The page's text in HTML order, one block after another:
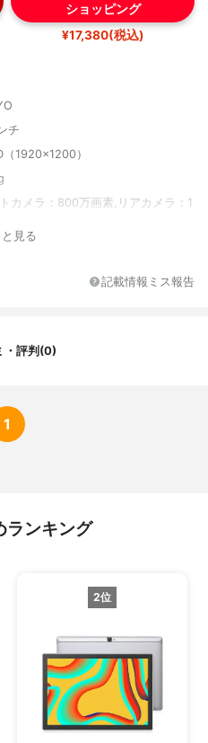
ショッピング
¥17,380(税込)
チ
（1920×1200）
カメラ：800万画素,リアカメラ：1
Cortex A55
と見る
記載情報ミス報告
・評判(0)
1
ランキング
2位